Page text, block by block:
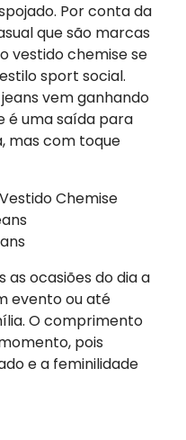
Por conta da
que são marcas
vestido chemise se
sport social.
vem ganhando
é uma saída para
mas com toque
ocasiões do dia a
evento ou até
O comprimento
pois
e a feminilidade